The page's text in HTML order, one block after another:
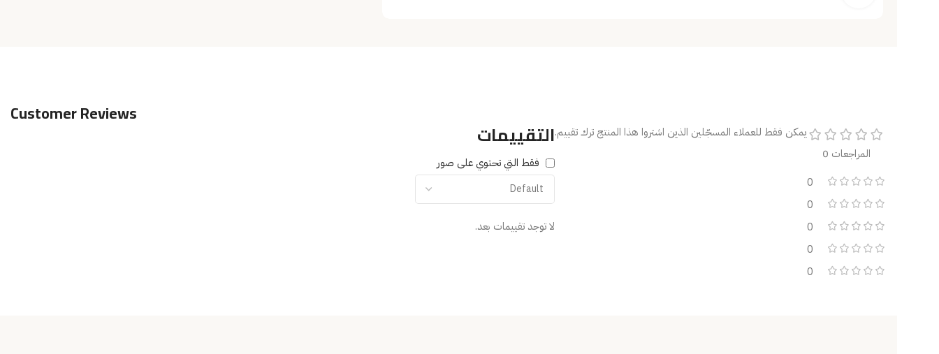
Customer Reviews
المراجعات 0
0
0
0
0
0
التقييمات
فقط التي تحتوي على صور
لا توجد تقييمات بعد.
يمكن فقط للعملاء المسجّلين الذين اشتروا هذا المنتج ترك تقييم.